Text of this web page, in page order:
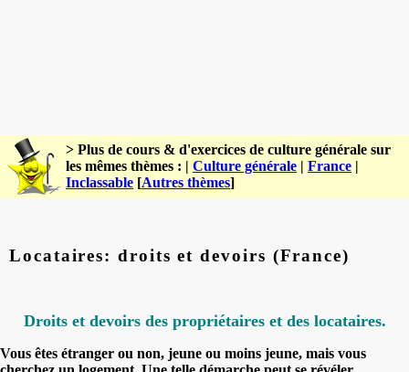
> Plus de cours & d'exercices de culture générale sur
les mêmes thèmes : | Culture générale | France |
Inclassable [Autres thèmes]
Locataires: droits et devoirs (France)
Droits et devoirs des propriétaires et des locataires.
Vous êtes étranger ou non, jeune ou moins jeune, mais vous